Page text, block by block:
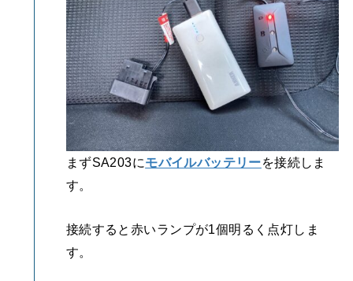
まずSA203にモバイルバッテリーを接続しま
す。
接続すると赤いランプが1個明るく点灯しま
す。